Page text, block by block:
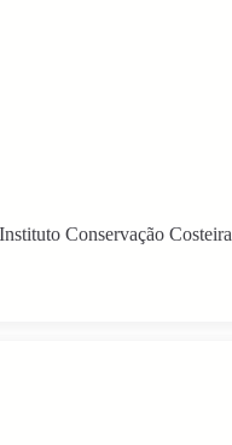
Conservação Costeira